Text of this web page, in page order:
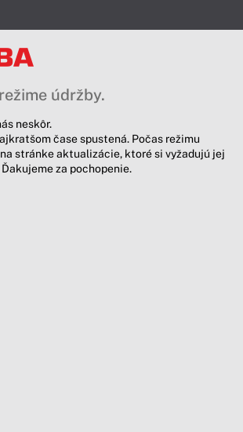
údržby.
neskôr.
čase spustená. Počas režimu
stránke aktualizácie, ktoré si vyžadujú jej
za pochopenie.